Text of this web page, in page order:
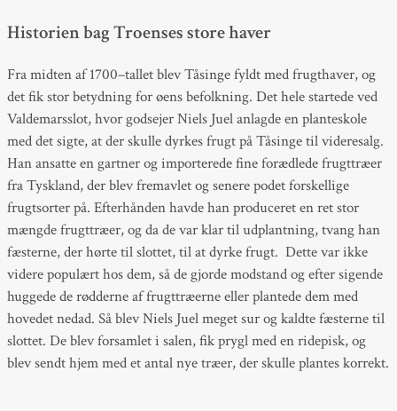
Historien bag Troenses store haver
Fra midten af 1700–tallet blev Tåsinge fyldt med frugthaver, og
det fik stor betydning for øens befolkning. Det hele startede ved
Valdemarsslot, hvor godsejer Niels Juel anlagde en planteskole
med det sigte, at der skulle dyrkes frugt på Tåsinge til videresalg.
Han ansatte en gartner og importerede fine forædlede frugttræer
fra Tyskland, der blev fremavlet og senere podet forskellige
frugtsorter på. Efterhånden havde han produceret en ret stor
mængde frugttræer, og da de var klar til udplantning, tvang han
fæsterne, der hørte til slottet, til at dyrke frugt. Dette var ikke
videre populært hos dem, så de gjorde modstand og efter sigende
huggede de rødderne af frugttræerne eller plantede dem med
hovedet nedad. Så blev Niels Juel meget sur og kaldte fæsterne til
slottet. De blev forsamlet i salen, fik prygl med en ridepisk, og
blev sendt hjem med et antal nye træer, der skulle plantes korrekt.